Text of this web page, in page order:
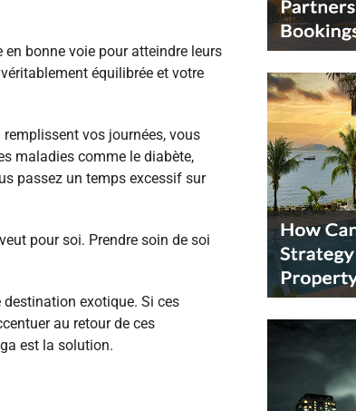
bonne voie pour atteindre leurs
équilibrée et votre
vos journées, vous
maladies comme le diabète,
passez un temps excessif sur
pour soi. Prendre soin de soi
destination exotique. Si ces
au retour de ces
est la solution.